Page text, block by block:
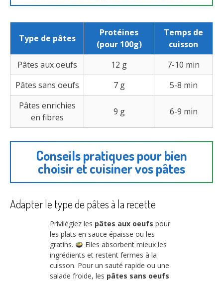
Type de pâtes
Protéines
(pour 100g)
Temps de
cuisson
Pâtes aux oeufs
12 g
7-10 min
Pâtes sans oeufs
7 g
5-8 min
Pâtes enrichies
en fibres
9 g 6-9 min
Conseils pratiques pour bien
choisir et cuisiner vos pâtes
Adapter le type de pâtes à la recette
Privilégiez les pâtes aux oeufs pour
les plats en sauce épaisse ou les
gratins.
Elles absorbent mieux les
ingrédients et restent fermes à la
cuisson. Pour un sauté rapide ou une
salade froide, les pâtes sans oeufs